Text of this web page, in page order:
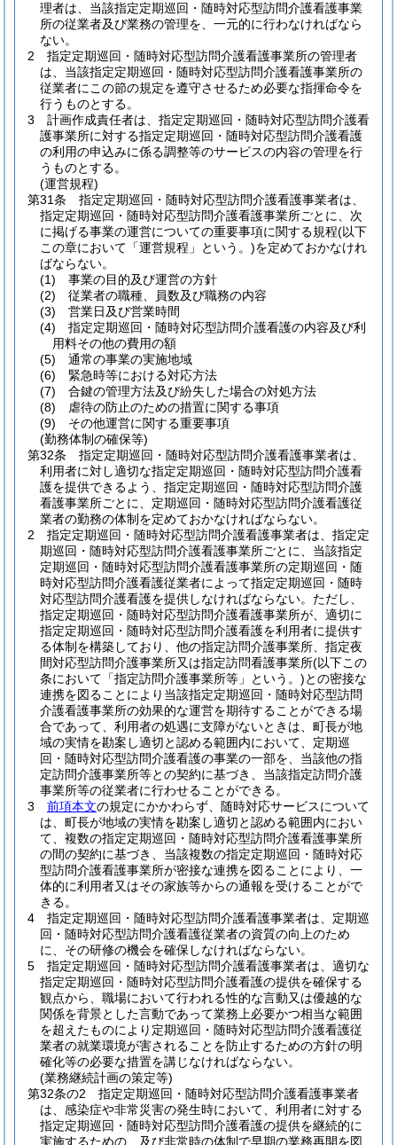
理者は、当該指定定期巡回・随時対応型訪問介護看護事業
所の従業者及び業務の管理を、一元的に行わなければなら
ない。
2
指定定期巡回・随時対応型訪問介護看護事業所の管理者
は、当該指定定期巡回・随時対応型訪問介護看護事業所の
従業者にこの節の規定を遵守させるため必要な指揮命令を
行うものとする。
3
計画作成責任者は、指定定期巡回・随時対応型訪問介護看
護事業所に対する指定定期巡回・随時対応型訪問介護看護
の利用の申込みに係る調整等のサービスの内容の管理を行
うものとする。
(運営規程)
第31条
指定定期巡回・随時対応型訪問介護看護事業者は、
指定定期巡回・随時対応型訪問介護看護事業所ごとに、次
に掲げる事業の運営についての重要事項に関する規程(以下
この章において「運営規程」という。)を定めておかなけれ
ばならない。
(1)
事業の目的及び運営の方針
(2)
従業者の職種、員数及び職務の内容
(3)
営業日及び営業時間
(4)
指定定期巡回・随時対応型訪問介護看護の内容及び利
用料その他の費用の額
(5)
通常の事業の実施地域
(6)
緊急時等における対応方法
(7)
合鍵の管理方法及び紛失した場合の対処方法
(8)
虐待の防止のための措置に関する事項
(9)
その他運営に関する重要事項
(勤務体制の確保等)
第32条
指定定期巡回・随時対応型訪問介護看護事業者は、
利用者に対し適切な指定定期巡回・随時対応型訪問介護看
護を提供できるよう、指定定期巡回・随時対応型訪問介護
看護事業所ごとに、定期巡回・随時対応型訪問介護看護従
業者の勤務の体制を定めておかなければならない。
2
指定定期巡回・随時対応型訪問介護看護事業者は、指定定
期巡回・随時対応型訪問介護看護事業所ごとに、当該指定
定期巡回・随時対応型訪問介護看護事業所の定期巡回・随
時対応型訪問介護看護従業者によって指定定期巡回・随時
対応型訪問介護看護を提供しなければならない。 ただし、
指定定期巡回・随時対応型訪問介護看護事業所が、適切に
指定定期巡回・随時対応型訪問介護看護を利用者に提供す
る体制を構築しており、他の指定訪問介護事業所、指定夜
間対応型訪問介護事業所又は指定訪問看護事業所(以下この
条において「指定訪問介護事業所等」という。)との密接な
連携を図ることにより当該指定定期巡回・随時対応型訪問
介護看護事業所の効果的な運営を期待することができる場
合であって、利用者の処遇に支障がないときは、町長が地
域の実情を勘案し適切と認める範囲内において、定期巡
回・随時対応型訪問介護看護の事業の一部を、当該他の指
定訪問介護事業所等との契約に基づき、当該指定訪問介護
事業所等の従業者に行わせることができる。
3
前項本文の規定にかかわらず、随時対応サービスについて
は、町長が地域の実情を勘案し適切と認める範囲内におい
て、複数の指定定期巡回・随時対応型訪問介護看護事業所
の間の契約に基づき、当該複数の指定定期巡回・随時対応
型訪問介護看護事業所が密接な連携を図ることにより、一
体的に利用者又はその家族等からの通報を受けることがで
きる。
4
指定定期巡回・随時対応型訪問介護看護事業者は、定期巡
回・随時対応型訪問介護看護従業者の資質の向上のため
に、その研修の機会を確保しなければならない。
5
指定定期巡回・随時対応型訪問介護看護事業者は、適切な
指定定期巡回・随時対応型訪問介護看護の提供を確保する
観点から、職場において行われる性的な言動又は優越的な
関係を背景とした言動であって業務上必要かつ相当な範囲
を超えたものにより定期巡回・随時対応型訪問介護看護従
業者の就業環境が害されることを防止するための方針の明
確化等の必要な措置を講じなければならない。
(業務継続計画の策定等)
第32条の2
指定定期巡回・随時対応型訪問介護看護事業者
は、感染症や非常災害の発生時において、利用者に対する
指定定期巡回・随時対応型訪問介護看護の提供を継続的に
実施するための、及び非常時の体制で早期の業務再開を図